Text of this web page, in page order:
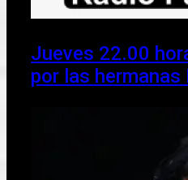
Jueves 22.00
por las hermanas